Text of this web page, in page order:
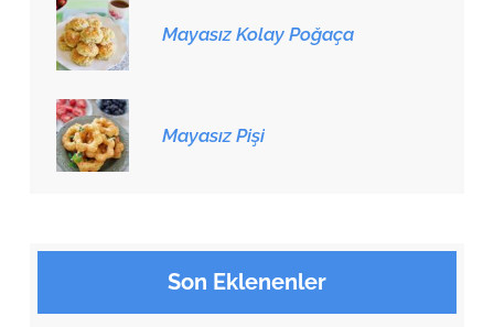
Mayasız Kolay Poğaça
Mayasız Pişi
Son Eklenenler